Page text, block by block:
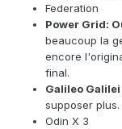
Federation
Power Grid:
beaucoup la
encore
final.
Galileo Galilei
supposer
Odin X 3